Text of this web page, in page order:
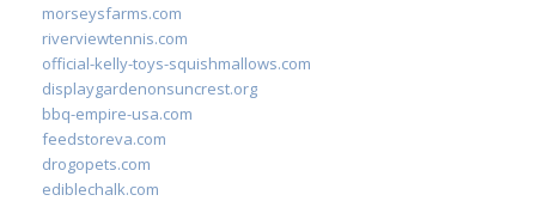
morseysfarms.com
riverviewtennis.com
official-kelly-toys-squishmallows.com
displaygardenonsuncrest.org
bbq-empire-usa.com
feedstoreva.com
drogopets.com
ediblechalk.com